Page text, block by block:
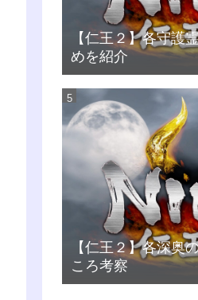
【仁王２】各守護
めを紹介
【仁王２】各深奥
ころ考察